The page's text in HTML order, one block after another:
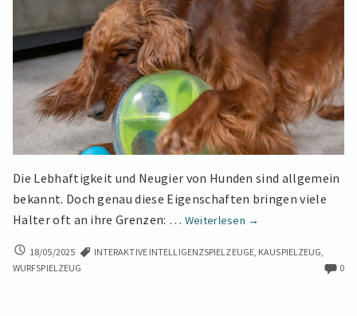
Die Lebhaftigkeit und Neugier von Hunden sind allgemein
bekannt. Doch genau diese Eigenschaften bringen viele
Halter oft an ihre Grenzen: … Weiterlesen
Der
ist
→
DER
HERRSCHER
18/05/2025 INTERAKTIVE INTELLIGENZSPIELZEUGE, KAUSPIELZEUG,
WURFSPIELZEUG
0